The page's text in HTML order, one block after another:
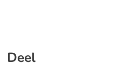
Deel